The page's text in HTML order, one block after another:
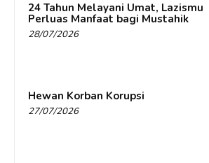
24 Tahun Melayani Umat, Lazismu
Perluas Manfaat bagi Mustahik
28/07/2026
Hewan Korban Korupsi
27/07/2026